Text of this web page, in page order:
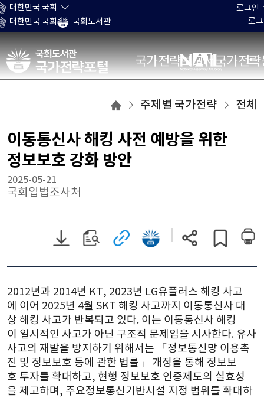
본문 바로가기
대한민국 국회
대한민국 국회
국회도서관
로그인
로
국가전략포털 국가전략보고서 국가전
주제별
목록으로
이동
주제별 국가전략 전체
이동통신사 해킹 사전 예방을 위한
정보보호 강화 방안
국회입법조사처
2025-05-21
PDF
파일
다운로드
원문
보기
관련
사이트로
이동
창)
국회전자도서관으로
이동
(새
현재
페이지
주소
게시글
스크랩하기
2012년과 2014년 KT, 2023년 LG유플러스 해킹 사고
에 이어 2025년 4월 SKT 해킹 사고까지 이동통신사 대
상 해킹 사고가 반복되고 있다. 이는 이동통신사 해킹
이 일시적인 사고가 아닌 구조적 문제임을 시사한다. 유사
사고의 재발을 방지하기 위해서는 「정보통신망 이용촉
진 및 정보보호 등에 관한 법률」 개정을 통해 정보보
호 투자를 확대하고, 현행 정보보호 인증제도의 실효성
을 제고하며, 주요정보통신기반시설 지정 범위를 확대하